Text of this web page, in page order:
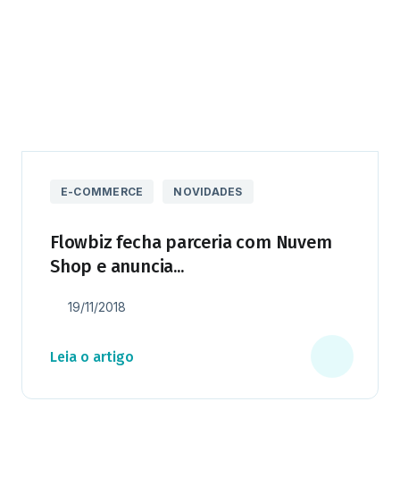
E-COMMERCE NOVIDADES
Flowbiz fecha parceria com Nuvem
Shop e anuncia...
19/11/2018
Leia o artigo